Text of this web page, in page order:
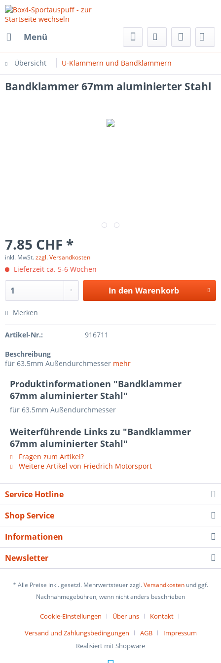
Menü
Übersicht U-Klammern und Bandklammern
Bandklammer 67mm aluminierter Stahl
7.85 CHF *
inkl. MwSt.zzgl. Versandkosten
Lieferzeit ca. 5-6 Wochen
In den Warenkorb
Merken
Artikel-Nr.: 916711
Beschreibung
für 63.5mm Außendurchmesser mehr
Produktinformationen "Bandklammer
67mm aluminierter Stahl"
für 63.5mm Außendurchmesser
Weiterführende Links zu "Bandklammer
67mm aluminierter Stahl"
Fragen zum Artikel?
Weitere Artikel von Friedrich Motorsport
Service Hotline
Shop Service
Informationen
Newsletter
* Alle Preise inkl. gesetzl. Mehrwertsteuer zzgl.Versandkosten und ggf.
Nachnahmegebühren, wenn nicht anders beschrieben
Cookie-Einstellungen Über uns
Kontakt
Versand und Zahlungsbedingungen
AGB
Impressum
Realisiert mit Shopware